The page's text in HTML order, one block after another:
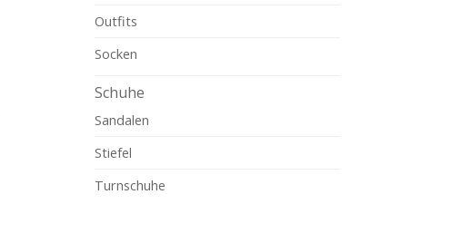
Outfits
Socken
Schuhe
Sandalen
Stiefel
Turnschuhe